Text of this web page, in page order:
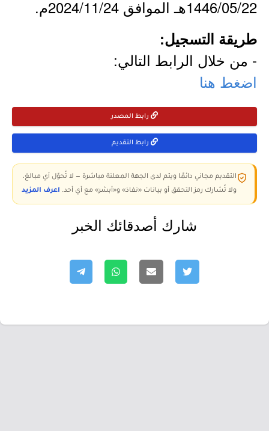
1446/05/22هـ الموافق 2024/11/24م.
طريقة التسجيل:
- من خلال الرابط التالي:
اضغط هنا
رابط المصدر
رابط التقديم
التقديم مجاني دائمًا ويتم لدى الجهة المعلنة مباشرة — لا تُحوّل أي مبالغ،
ولا تُشارك رمز التحقق أو بيانات «نفاذ» و«أبشر» مع أي أحد. اعرف المزيد
شارك أصدقائك الخبر